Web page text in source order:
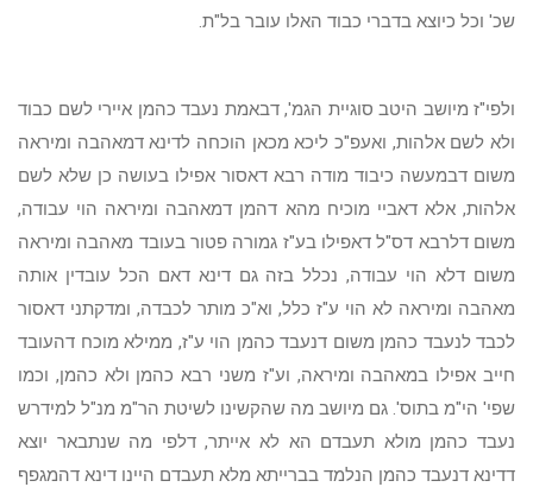
שכ' וכל כיוצא בדברי כבוד האלו עובר בל"ת.
ולפי"ז מיושב היטב סוגיית הגמ', דבאמת נעבד כהמן איירי לשם כבוד
ולא לשם אלהות, ואעפ"כ ליכא מכאן הוכחה לדינא דמאהבה ומיראה
משום דבמעשה כיבוד מודה רבא דאסור אפילו בעושה כן שלא לשם
אלהות, אלא דאביי מוכיח מהא דהמן דמאהבה ומיראה הוי עבודה,
משום דלרבא דס"ל דאפילו בע"ז גמורה פטור בעובד מאהבה ומיראה
משום דלא הוי עבודה, נכלל בזה גם דינא דאם הכל עובדין אותה
מאהבה ומיראה לא הוי ע"ז כלל, וא"כ מותר לכבדה, ומדקתני דאסור
לכבד לנעבד כהמן משום דנעבד כהמן הוי ע"ז, ממילא מוכח דהעובד
חייב אפילו במאהבה ומיראה, וע"ז משני רבא כהמן ולא כהמן, וכמו
שפי' הי"מ בתוס'. גם מיושב מה שהקשינו לשיטת הר"מ מנ"ל למידרש
נעבד כהמן מולא תעבדם הא לא אייתר, דלפי מה שנתבאר יוצא
דדינא דנעבד כהמן הנלמד בברייתא מלא תעבדם היינו דינא דהמגפף